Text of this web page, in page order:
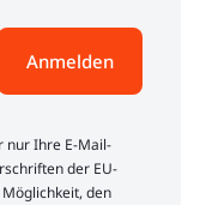
Anmelden
nur Ihre E-Mail-
der EU-
den